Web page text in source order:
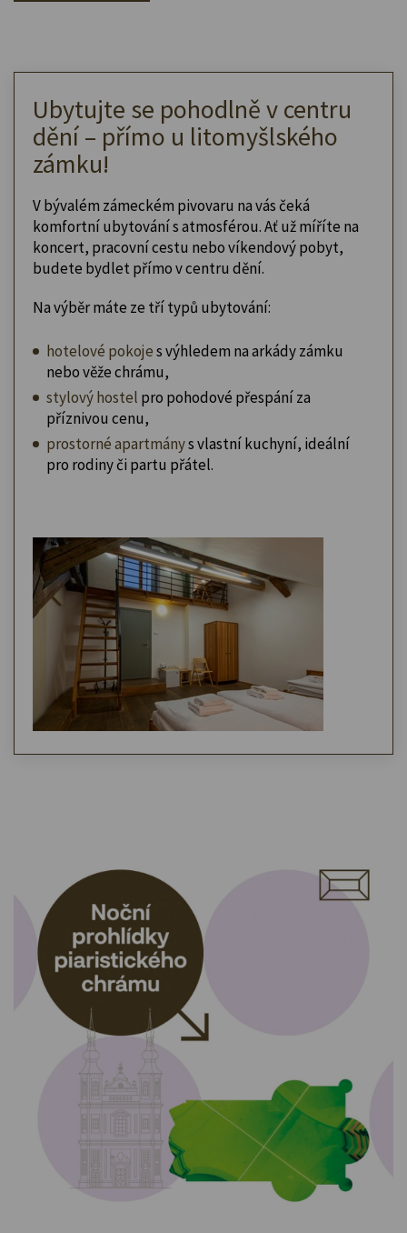
Ubytujte se pohodlně v centru
dění – přímo u litomyšlského
zámku!
V bývalém zámeckém pivovaru na vás čeká
komfortní ubytování s atmosférou. Ať už míříte na
koncert, pracovní cestu nebo víkendový pobyt,
budete bydlet přímo v centru dění.
Na výběr máte ze tří typů ubytování:
hotelové pokojes výhledem na arkády zámku
nebo věže chrámu,
stylový hostel pro pohodové přespání za
příznivou cenu,
prostorné apartmánys vlastní kuchyní, ideální
pro rodiny či partu přátel.